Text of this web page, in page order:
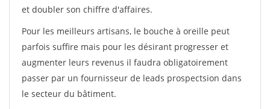
et doubler son chiffre d'affaires.
Pour les meilleurs artisans, le bouche à oreille peut
parfois suffire mais pour les désirant progresser et
augmenter leurs revenus il faudra obligatoirement
passer par un fournisseur de leads prospectsion dans
le secteur du bâtiment.